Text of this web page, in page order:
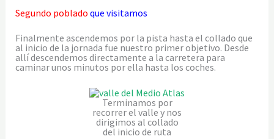
Segundo poblado que visitamos
Finalmente ascendemos por la pista hasta el collado que
al inicio de la jornada fue nuestro primer objetivo. Desde
allí descendemos directamente a la carretera para
caminar unos minutos por ella hasta los coches.
Terminamos por
recorrer el valle y nos
dirigimos al collado
del inicio de ruta